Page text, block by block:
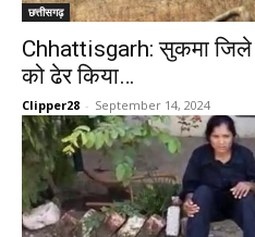
छत्तीसगढ़
Chhattisgarh: सुकमा जिले
को ढेर किया…
Clipper28 - September 14, 2024